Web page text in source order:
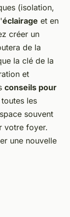
(isolation,
éclairage et en
créer un
de la
la clé de la
et
conseils pour
les
souvent
votre foyer.
une nouvelle